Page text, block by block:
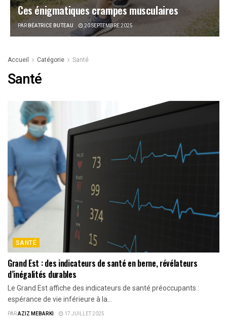
Ces énigmatiques crampes musculaires
PARBÉATRICE BUTEAU 20 SEPTEMBRE 2025
Accueil Catégorie Santé
Santé
SANTÉ
Grand Est : des indicateurs de santé en berne, révélateurs
d’inégalités durables
Le Grand Est affiche des indicateurs de santé préoccupants :
espérance de vie inférieure à la...
PARAZIZ MEBARKI 17 JUILLET 2025